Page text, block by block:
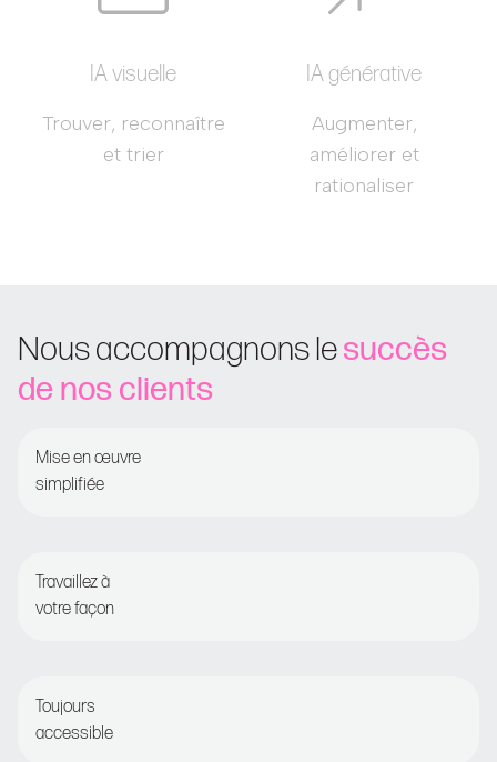
IA visuelle
Trouver, reconnaître
et trier
IA générative
Augmenter,
améliorer et
rationaliser
Nous accompagnons lesuccès
de nos clients
Mise en œuvre
simplifiée
Travaillez à
votre façon
Toujours
accessible